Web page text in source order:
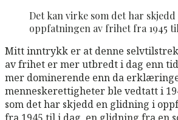
Det kan virke som det har
oppfatningen av frihet fra 1945
Mitt inntrykk er at denne
av frihet er mer utbredt i dag enn
mer dominerende enn da
menneskerettigheter ble vedtatt i
som det har skjedd en glidning i